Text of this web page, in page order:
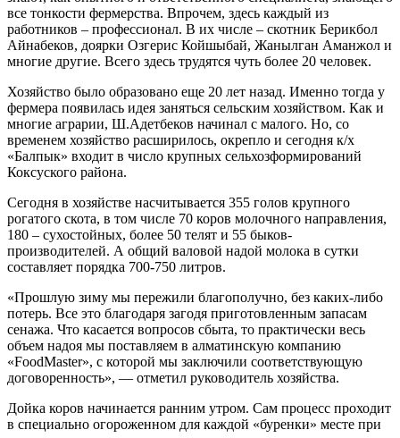
все тонкости фермерства. Впрочем, здесь каждый из
работников – профессионал. В их числе – скотник Берикбол
Айнабеков, доярки Озгерис Койшыбай, Жанылган Аманжол и
многие другие. Всего здесь трудятся чуть более 20 человек.
Хозяйство было образовано еще 20 лет назад. Именно тогда у
фермера появилась идея заняться сельским хозяйством. Как и
многие аграрии, Ш.Адетбеков начинал с малого. Но, со
временем хозяйство расширилось, окрепло и сегодня к/х
«Балпык» входит в число крупных сельхозформирований
Коксуского района.
Сегодня в хозяйстве насчитывается 355 голов крупного
рогатого скота, в том числе 70 коров молочного направления,
180 – сухостойных, более 50 телят и 55 быков-
производителей. А общий валовой надой молока в сутки
составляет порядка 700-750 литров.
«Прошлую зиму мы пережили благополучно, без каких-либо
потерь. Все это благодаря загодя приготовленным запасам
сенажа. Что касается вопросов сбыта, то практически весь
объем надоя мы поставляем в алматинскую компанию
«FoodMaster», с которой мы заключили соответствующую
договоренность», — отметил руководитель хозяйства.
Дойка коров начинается ранним утром. Сам процесс проходит
в специально огороженном для каждой «буренки» месте при